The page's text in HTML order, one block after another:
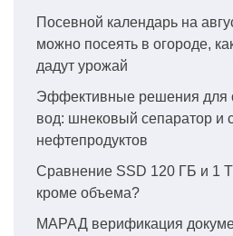
Посевной календарь на
можно посеять в огороде,
дадут урожай
Эффективные решения для
вод: шнековый сепаратор и
нефтепродуктов
Сравнение SSD 120 ГБ и 1
кроме объема?
МАРАД верификация